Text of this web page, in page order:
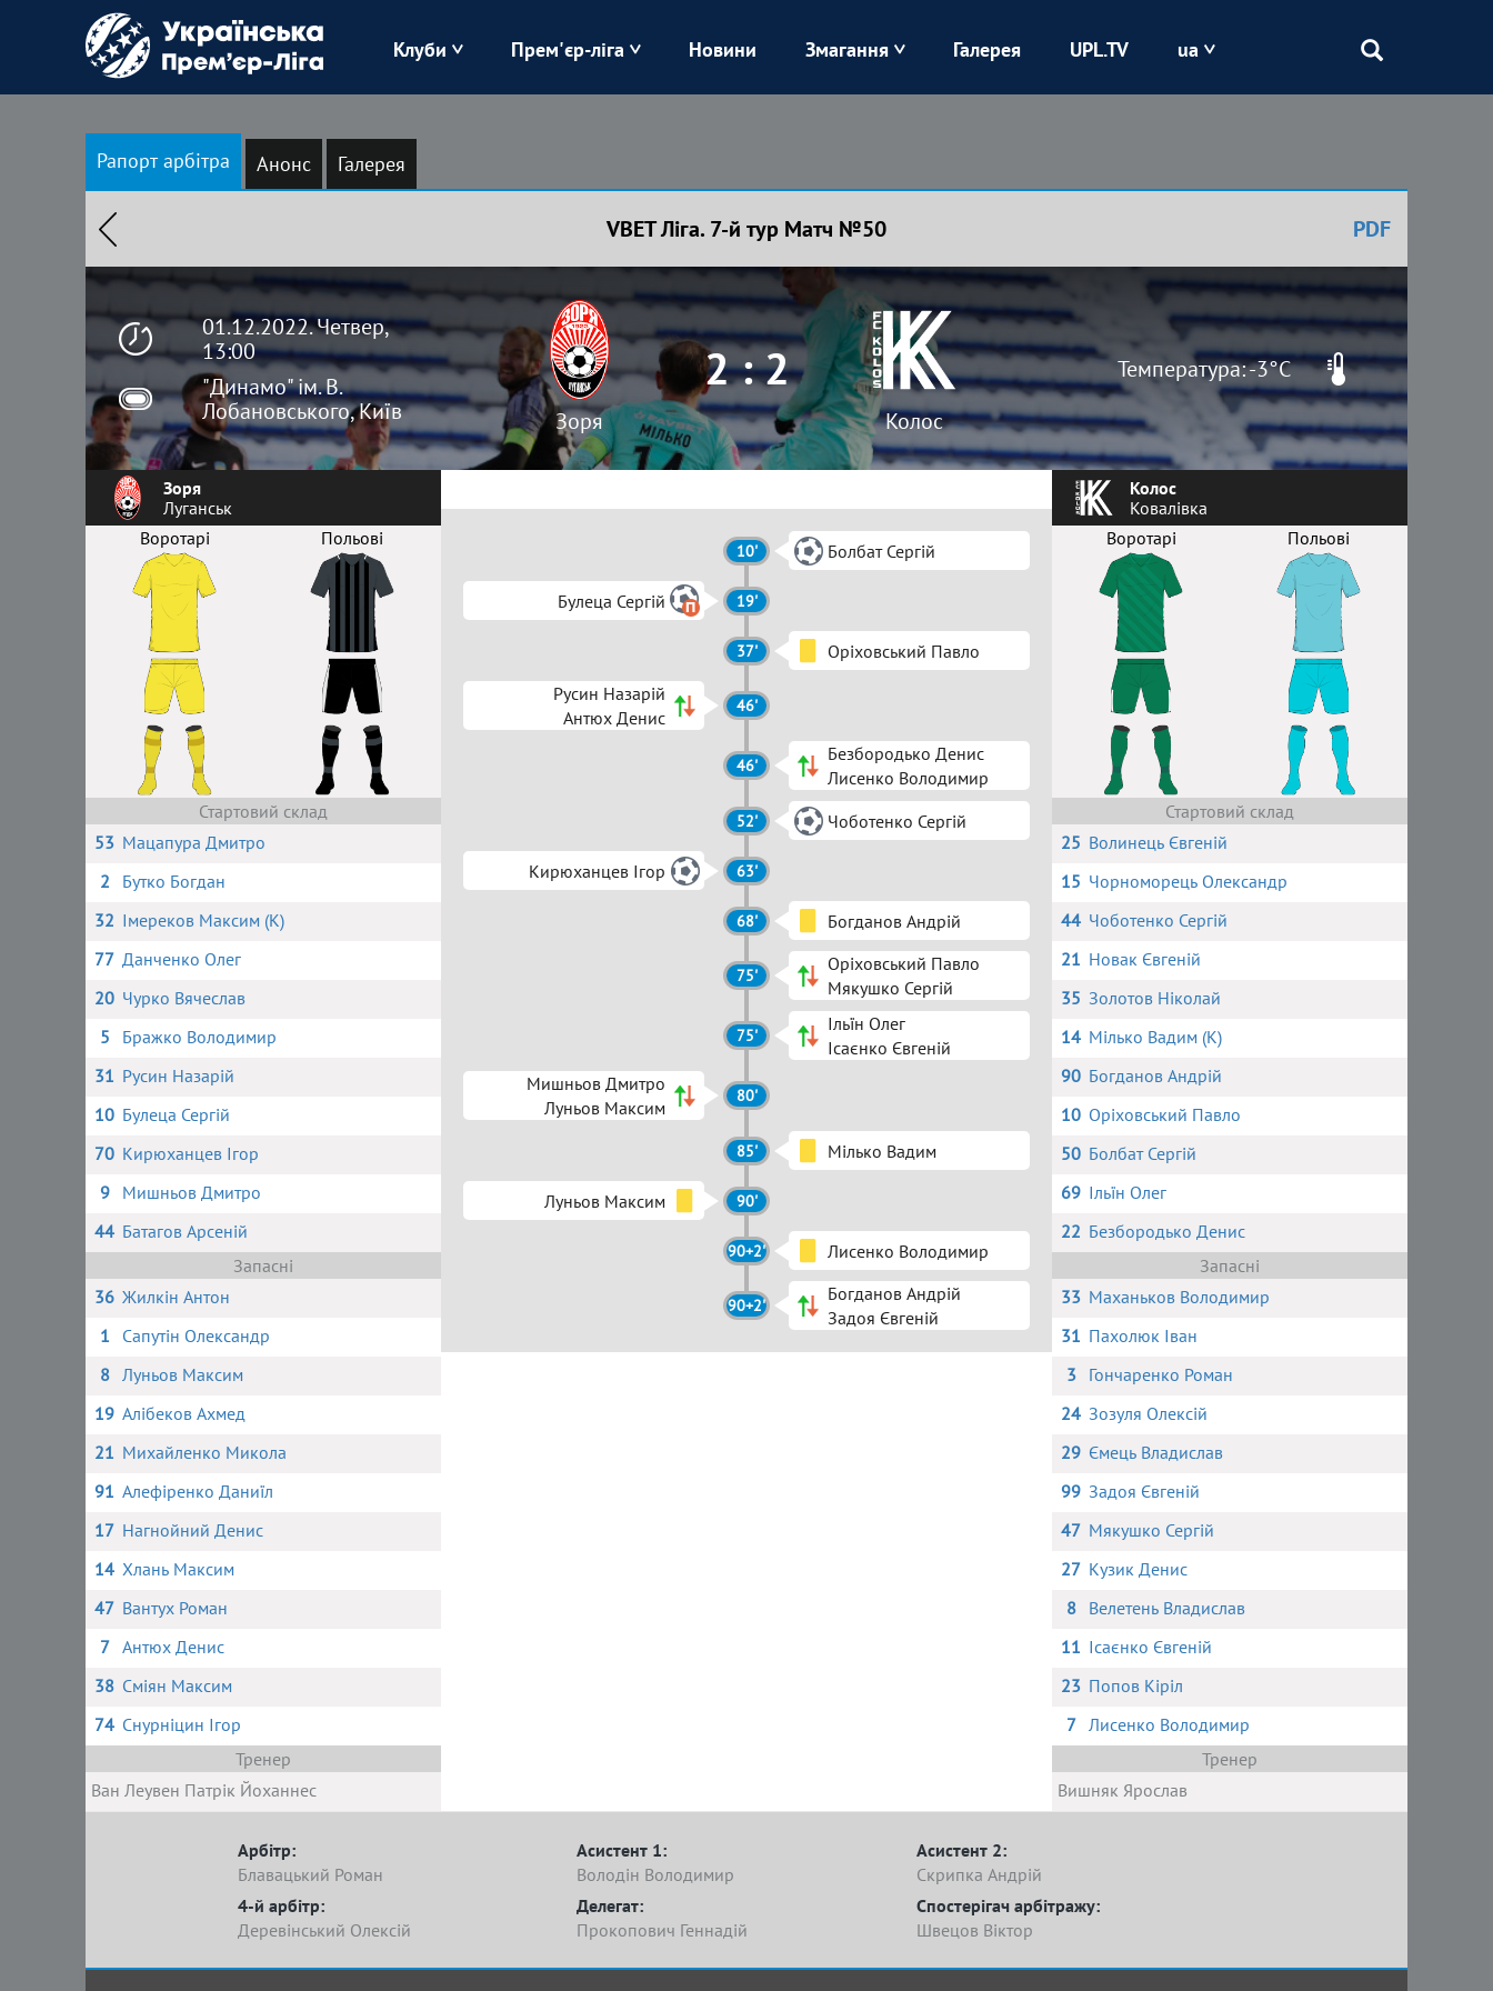
Клуби
Зоря Карпати Колос Кривбас
Полісся Харків Чорноморець Шахтар
Прем'єр-ліга Новини Змагання Галерея UPL.TV ua
Рапорт арбітра Анонс Галерея
VBET Ліга. 7-й тур Матч №50 PDF
01.12.2022. Четвер,
13:00
"Динамо" ім. В.
Лобановського, Київ
Зоря
2 : 2
Колос
Температура: -3°C
Зоря
Луганськ
Воротарі
Польові
Стартовий склад
53 Мацапура Дмитро
2
Бутко Богдан
32 Імереков Максим (К)
77 Данченко Олег
20 Чурко Вячеслав
5
Бражко Володимир
31 Русин Назарій
10 Булеца Сергій
70 Кирюханцев Ігор
9
Мишньов Дмитро
44 Батагов Арсеній
Запасні
36 Жилкін Антон
1
Сапутін Олександр
8 Луньов Максим
19 Алібеков Ахмед
21 Михайленко Микола
91 Алефіренко Даниїл
17 Нагнойний Денис
14 Хлань Максим
47 Вантух Роман
7 Антюх Денис
38 Сміян Максим
74 Снурніцин Ігор
Тренер
Ван Леувен Патрік Йоханнес
10' Болбат Сергій
Булеца Сергій 19'
37'
Оріховський Павло
Русин Назарій
Антюх Денис
46'
46'
Безбородько Денис
Лисенко Володимир
52' Чоботенко Сергій
Кирюханцев Ігор 63'
68' Богданов Андрій
75'
Оріховський Павло
Мякушко Сергій
75'
Ільїн Олег
Ісаєнко Євгеній
Мишньов Дмитро
Луньов Максим
80'
85' Мілько Вадим
Луньов Максим 90'
90+2' Лисенко Володимир
90+2'
Богданов Андрій
Задоя Євгеній
Колос
Ковалівка
Воротарі
Польові
Стартовий склад
25 Волинець Євгеній
15 Чорноморець Олександр
44 Чоботенко Сергій
21 Новак Євгеній
35 Золотов Ніколай
14 Мілько Вадим (К)
90 Богданов Андрій
10 Оріховський Павло
50 Болбат Сергій
69 Ільїн Олег
22 Безбородько Денис
Запасні
33 Маханьков Володимир
31 Пахолюк Іван
3
Гончаренко Роман
24 Зозуля Олексій
29 Ємець Владислав
99 Задоя Євгеній
47 Мякушко Сергій
27 Кузик Денис
8
Велетень Владислав
11 Ісаєнко Євгеній
23 Попов Кіріл
7 Лисенко Володимир
Тренер
Вишняк Ярослав
Арбітр:
Блавацький Роман
Асистент 1:
Володін Володимир
Асистент 2:
Скрипка Андрій
4-й арбітр:
Деревінський Олексій
Делегат:
Прокопович Геннадій
Спостерігач арбітражу:
Швецов Віктор